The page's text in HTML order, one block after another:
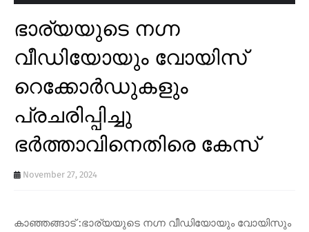
ഭാര്യയുടെ നഗ്ന
വീഡിയോയും വോയിസ്
റെക്കോർഡുകളും
പ്രചരിപ്പിച്ചു
ഭർത്താവിനെതിരെ കേസ്
November 27, 2024
കാഞ്ഞങ്ങാട് :ഭാര്യയുടെ നഗ്ന വീഡിയോയും വോയിസും